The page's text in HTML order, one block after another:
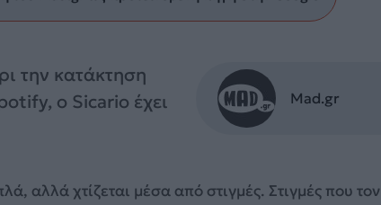
την κατάκτηση
ο Sicario έχει
Mad.gr
αλλά χτίζεται μέσα από στιγμές. Στιγμές που τον